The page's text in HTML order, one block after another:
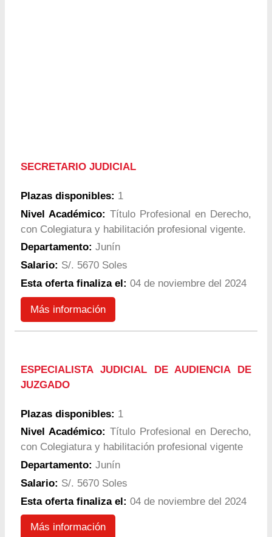
SECRETARIO JUDICIAL
Plazas disponibles: 1
Nivel Académico: Título Profesional en Derecho,
con Colegiatura y habilitación profesional vigente.
Departamento: Junín
Salario: S/. 5670 Soles
Esta oferta finaliza el: 04 de noviembre del 2024
Más información
ESPECIALISTA JUDICIAL DE AUDIENCIA DE
JUZGADO
Plazas disponibles: 1
Nivel Académico: Título Profesional en Derecho,
con Colegiatura y habilitación profesional vigente
Departamento: Junín
Salario: S/. 5670 Soles
Esta oferta finaliza el: 04 de noviembre del 2024
Más información